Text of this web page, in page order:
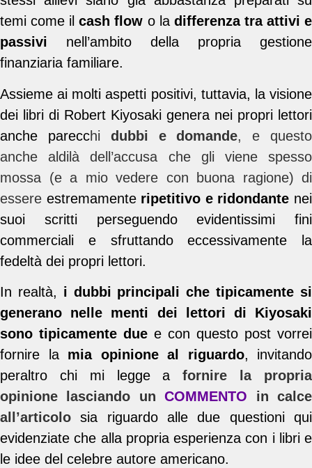
temi come ilcash flow o la differenza tra attivi e
passivi nell’ambito della propria gestione
finanziaria familiare.
Assieme ai molti aspetti positivi, tuttavia, la visione
dei libri di Robert Kiyosaki genera nei propri lettori
anche parecchi dubbi e domande, e questo
anche aldilà dell’accusa che gli viene spesso
mossa (e a mio vedere con buona ragione) di
essere estremamente ripetitivo e ridondante nei
suoi scritti perseguendo evidentissimi fini
commerciali e sfruttando eccessivamente la
fedeltà dei propri lettori.
In realtà, i dubbi principali che tipicamente si
generano nelle menti dei lettori di Kiyosaki
sono tipicamente due e con questo post vorrei
fornire la mia opinione al riguardo, invitando
peraltro chi mi legge afornire la propria
opinione lasciando un COMMENTO in calce
all’articolo
sia riguardo alle due questioni qui
evidenziate che alla propria esperienza con i libri e
le idee del celebre autore americano.